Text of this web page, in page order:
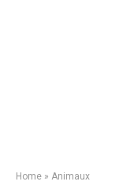
Home » Animaux